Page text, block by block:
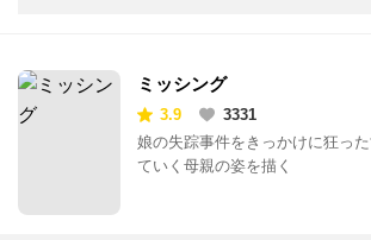
ミッシング
3.9
3331
娘の失踪事件をきっかけに狂っ
ていく母親の姿を描く